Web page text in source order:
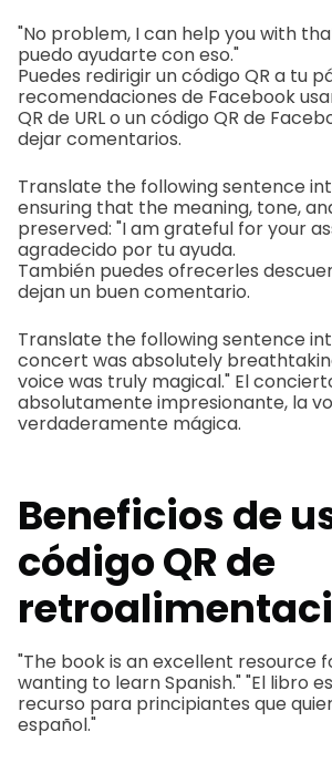
"No problem, I can help you with
puedo ayudarte con eso."
Puedes redirigir un código QR a tu
recomendaciones de Facebook
QR de URL o un código QR de
dejar comentarios.
Translate the following sentence
ensuring that the meaning, tone,
preserved: "I am grateful for your
agradecido por tu ayuda.
También puedes ofrecerles
dejan un buen comentario.
Translate the following sentence
concert was absolutely
voice was truly magical." El
absolutamente impresionante, la
verdaderamente mágica.
Beneficios de
código QR de
"The book is an excellent resource
wanting to learn Spanish." "El libro
recurso para principiantes que
español."